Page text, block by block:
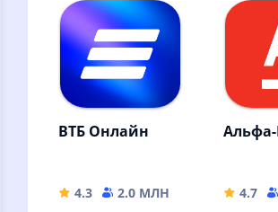
ВТБ Онлайн
4.3 2.0 МЛН
185.53 MB
4.7